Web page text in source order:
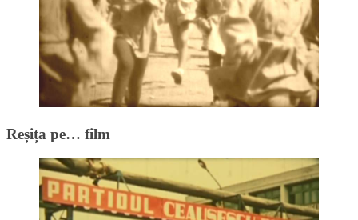
Reșița pe… film